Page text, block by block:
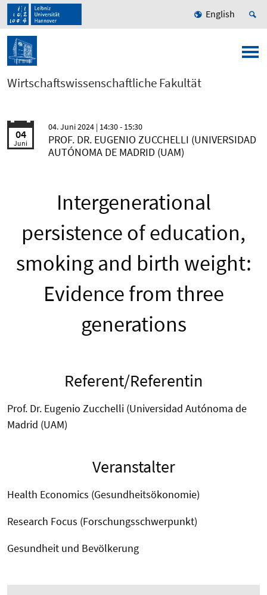
English
Wirtschaftswissenschaftliche Fakultät
04
Juni
04. Juni 2024 | 14:30 - 15:30
PROF. DR. EUGENIO ZUCCHELLI (UNIVERSIDAD
AUTÓNOMA DE MADRID (UAM)
Intergenerational
persistence of education,
smoking and birth weight:
Evidence from three
generations
Referent/Referentin
Prof. Dr. Eugenio Zucchelli (Universidad Autónoma de
Madrid (UAM)
Veranstalter
Health Economics (Gesundheitsökonomie)
Research Focus (Forschungsschwerpunkt)
Gesundheit und Bevölkerung